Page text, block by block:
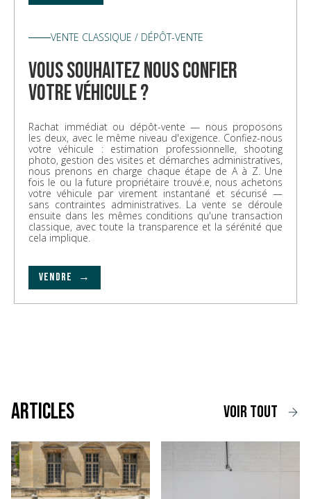
VENTE CLASSIQUE / DÉPÔT-VENTE
vous souhaitez nous confier
votre véhicule ?
Rachat immédiat ou dépôt-vente — nous proposons
les deux, avec le même niveau d'exigence. Confiez-nous
votre véhicule : estimation professionnelle, shooting
photo, gestion des visites et démarches administratives,
nous prenons en charge chaque étape de A à Z. Une
fois le ou la future propriétaire trouvé.e, nous achetons
votre véhicule par virement instantané et sécurisé —
sans contraintes administratives. La vente se déroule
ensuite dans les mêmes conditions qu'une transaction
classique, avec toute la transparence et la sérénité que
cela implique.
VENDRE →
voir tout
Articles